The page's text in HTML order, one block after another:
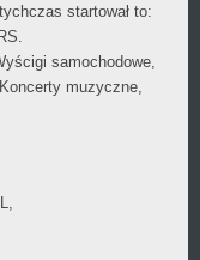
startował to:
samochodowe,
muzyczne,